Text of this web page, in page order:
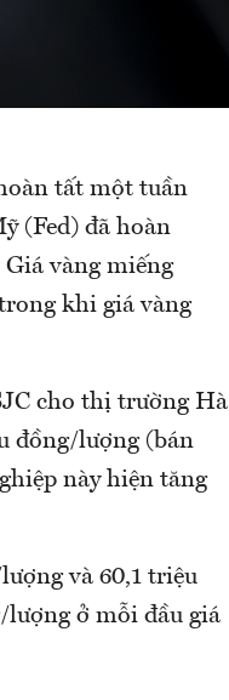
tất một tuần
(Fed) đã hoàn
vàng miếng
khi giá vàng
cho thị trường Hà
đồng/lượng (bán
này hiện tăng
và 60,1 triệu
lượng ở mỗi đầu giá